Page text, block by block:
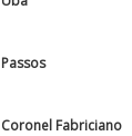
Fabriciano